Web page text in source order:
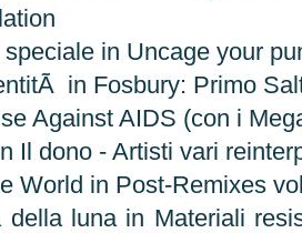
in Uncage your
in Fosbury: Primo
Against AIDS (con i
Il dono - Artisti vari
World in Post-Remixes
luna in Materiali